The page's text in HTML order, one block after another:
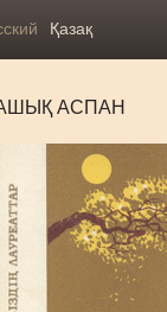
Қазақ
АСПАН